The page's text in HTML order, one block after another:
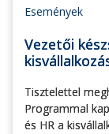
Események
Vezetői
Tisztelettel
Programmal
és HR a